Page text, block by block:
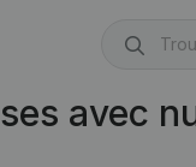
avec